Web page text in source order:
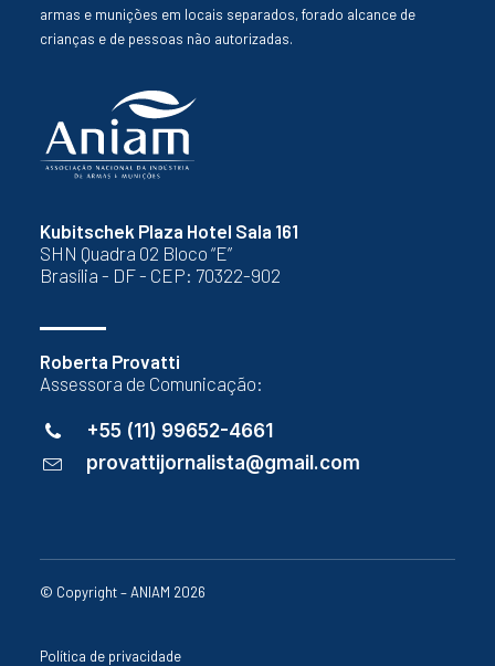
Kubitschek Plaza Hotel Sala 161
SHN Quadra 02 Bloco “E”
Brasília - DF - CEP: 70322-902
Roberta Provatti
Assessora de Comunicação:
+55 (11) 99652-4661
provattijornalista@gmail.com
armas e munições em locais separados, forado alcance de
crianças e de pessoas não autorizadas.
© Copyright – ANIAM 2026
Política de privacidade